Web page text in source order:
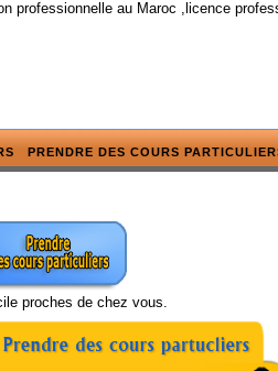
professionnelle au Maroc ,licence
PRENDRE DES COURS
proches de chez vous.